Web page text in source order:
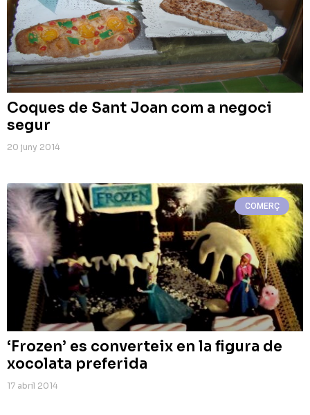
Coques de Sant Joan com a negoci
segur
20 juny 2014
COMERÇ
‘Frozen’ es converteix en la figura de
xocolata preferida
17 abril 2014